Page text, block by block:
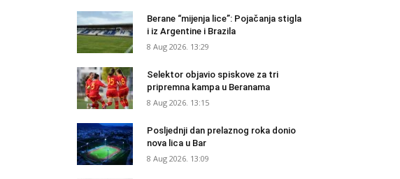
Berane “mijenja lice”: Pojačanja stigla
i iz Argentine i Brazila
8 Aug 2026. 13:29
Selektor objavio spiskove za tri
pripremna kampa u Beranama
8 Aug 2026. 13:15
Posljednji dan prelaznog roka donio
nova lica u Bar
8 Aug 2026. 13:09